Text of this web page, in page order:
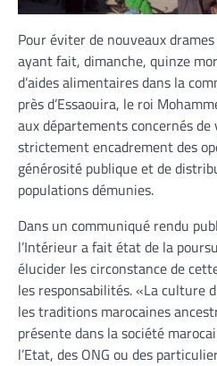
Pour éviter de nouveaux
ayant fait, dimanche, quinze
d’aides alimentaires dans la
près d’Essaouira, le roi
aux départements concernés de
strictement encadrement des
générosité publique et de
populations démunies.
Dans un communiqué rendu
l’Intérieur a fait état de la
élucider les circonstance de
les responsabilités. «La culture
les traditions marocaines
présente dans la société
l’Etat, des ONG ou des